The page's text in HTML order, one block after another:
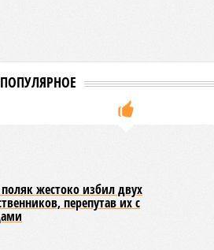
из всех стран стало
то, неудивительно с
этого крохотного
место удивляет – оно,
до 87 лет, то в Гонконге – до
за Японией – почти 85 лет.
Корея, Швейцария и Австралия.
жизни в России – 74,2
мы очень далеки. Впрочем,
задачу, чтобы к 2030 году
лет, а к 2036 году – до 81
неизвестно.